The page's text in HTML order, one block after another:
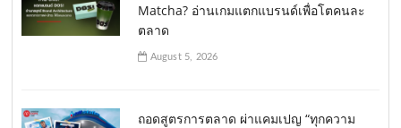
Matcha? อ่านเกมแตกแบรนด์เพื่อโตคนละ
ตลาด
August 5, 2026
ถอดสูตรการตลาด ผ่าแคมเปญ “ทุกความ